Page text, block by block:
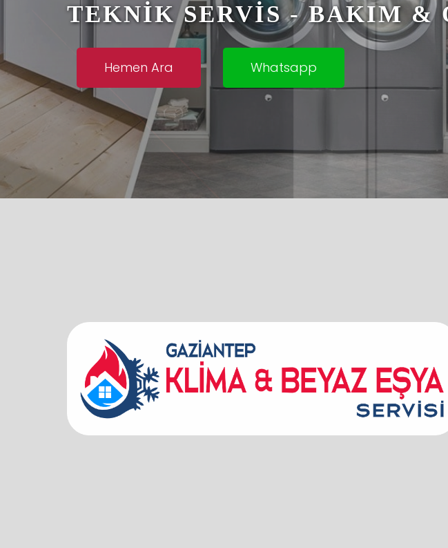
TEKNİK SERVİS - BAKIM &
Hemen Ara Whatsapp